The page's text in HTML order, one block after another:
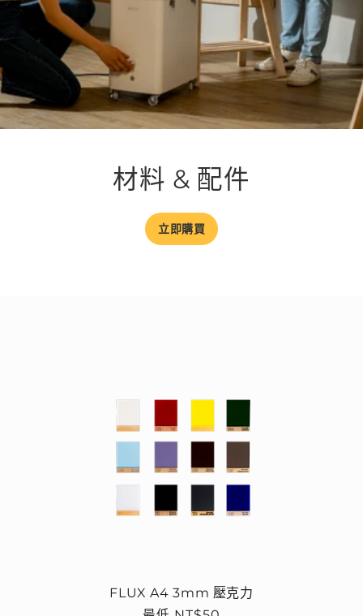
材料 & 配件
立即購買
FLUX A4 3mm 壓克力